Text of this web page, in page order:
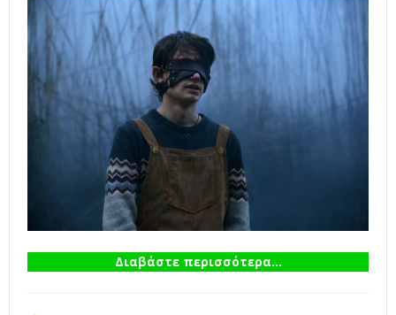
Διαβάστε περισσότερα...